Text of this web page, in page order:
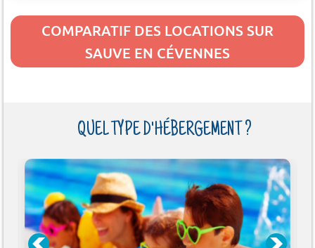
COMPARATIF DES LOCATIONS SUR
SAUVE EN CÉVENNES
QUEL TYPE D'HÉBERGEMENT ?